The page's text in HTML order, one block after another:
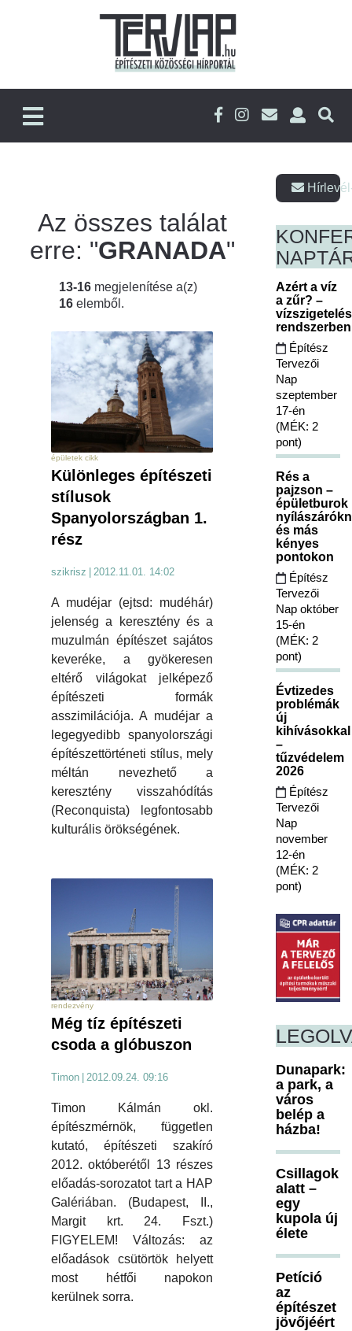
Az összes találat
erre: "GRANADA"
13-16 megjelenítése a(z)
16 elemből.
épületek cikk
Különleges építészeti
stílusok
Spanyolországban 1.
rész
szikrisz 2012.11.01. 14:02
A mudéjar (ejtsd: mudéhár)
jelenség a keresztény és a
muzulmán építészet sajátos
keveréke, a gyökeresen
eltérő világokat jelképező
építészeti formák
asszimilációja. A mudéjar a
legegyedibb spanyolországi
építészettörténeti stílus, mely
méltán nevezhető a
keresztény visszahódítás
(Reconquista) legfontosabb
kulturális örökségének.
rendezvény
Még tíz építészeti
csoda a glóbuszon
Timon 2012.09.24. 09:16
Timon Kálmán okl.
építészmérnök, független
kutató, építészeti szakíró
2012. októberétől 13 részes
előadás-sorozatot tart a HAP
Galériában. (Budapest, II.,
Margit krt. 24. Fszt.)
FIGYELEM! Változás: az
előadások csütörtök helyett
most hétfői napokon
kerülnek sorra.
Azért a víz
a zűr? –
Építész
Tervezői
Nap
szeptember
17-én
(MÉK: 2
pont)
Rés a
pajzson –
épületburok
és más
kényes
pontokon
Építész
Tervezői
Nap október
15-én
(MÉK: 2
pont)
Évtizedes
problémák
új
kihívásokkal
–
tűzvédelem
2026
Építész
Tervezői
Nap
november
12-én
(MÉK: 2
pont)
Dunapark:
a park, a
város
belép a
házba!
Csillagok
alatt –
egy
kupola új
élete
Petíció
az
építészet
jövőjéért